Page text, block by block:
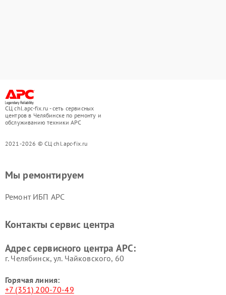
СЦ chl.apc-fix.ru - сеть сервисных
центров в Челябинске по ремонту и
обслуживанию техники APC
2021-2026 © СЦ chl.apc-fix.ru
Мы ремонтируем
Ремонт ИБП APC
Контакты сервис центра
Адрес сервисного центра APC:
г. Челябинск, ул. Чайковского, 60
Горячая линия:
+7 (351) 200-70-49